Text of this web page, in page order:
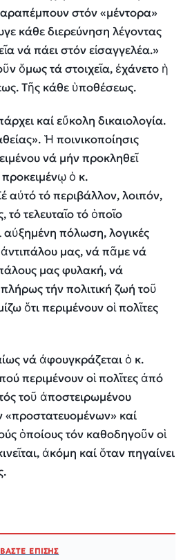
στόν «μέντορα»
κάθε διερεύνηση λέγοντας
νά πάει στόν εἰσαγγελέα.»
ὅμως τά στοιχεῖα, ἐχάνετο ἡ
Τῆς κάθε ὑποθέσεως.
καί εὔκολη δικαιολογία.
Ἡ ποινικοποίησις
νά μήν προκληθεῖ
ὁ κ.
αὐτό τό περιβάλλον, λοιπόν,
τό τελευταῖο τό ὁποῖο
αὐξημένη πόλωση, λογικές
μας, νά πᾶμε νά
μας φυλακή, νά
τήν πολιτική ζωή τοῦ
ὅτι περιμένουν οἱ πολῖτες
νά ἀφουγκράζεται ὁ κ.
περιμένουν οἱ πολῖτες ἀπό
τοῦ ἀποστειρωμένου
«προστατευομένων» καί
ὁποίους τόν καθοδηγοῦν οἱ
ἀκόμη καί ὅταν πηγαίνει
ΕΠΙΣΗΣ